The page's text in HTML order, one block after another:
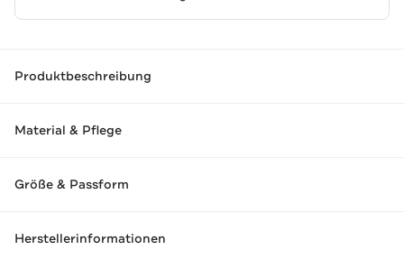
Produktbeschreibung
Material & Pflege
Größe & Passform
Herstellerinformationen